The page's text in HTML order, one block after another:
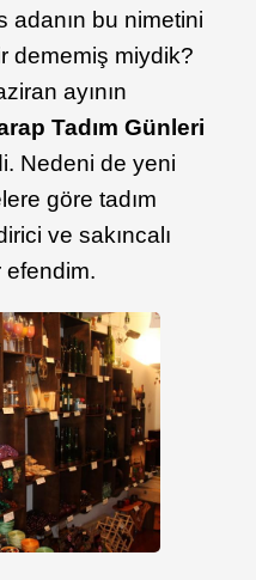
adanın bu nimetini
dememiş miydik?
ayının
Tadım Günleri
Nedeni de yeni
göre tadım
ve sakıncalı
efendim.